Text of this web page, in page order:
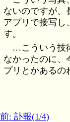
ないのですが、
アプリで接写し
す。
…こういう技
なかったのに、
プリとかあるの
前: 訃報(1/4)